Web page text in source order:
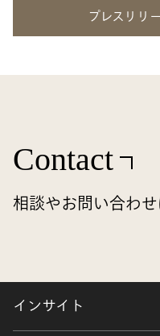
プレスリリ
Contact
相談やお問い合わ
インサイト